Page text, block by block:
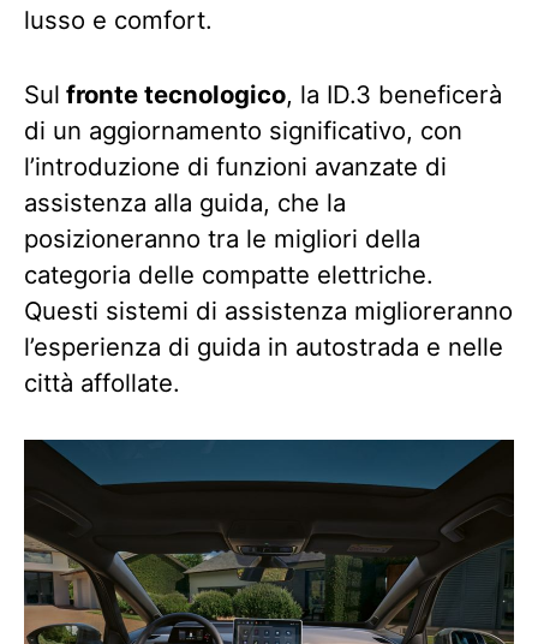
lusso e comfort.
Sul fronte tecnologico, la ID.3 beneficerà
di un aggiornamento significativo, con
l’introduzione di funzioni avanzate di
assistenza alla guida, che la
posizioneranno tra le migliori della
categoria delle compatte elettriche.
Questi sistemi di assistenza miglioreranno
l’esperienza di guida in autostrada e nelle
città affollate.